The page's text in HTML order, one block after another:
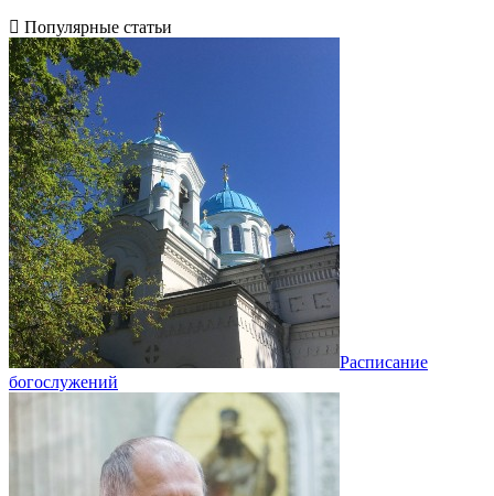
Популярные статьи
Расписание
богослужений